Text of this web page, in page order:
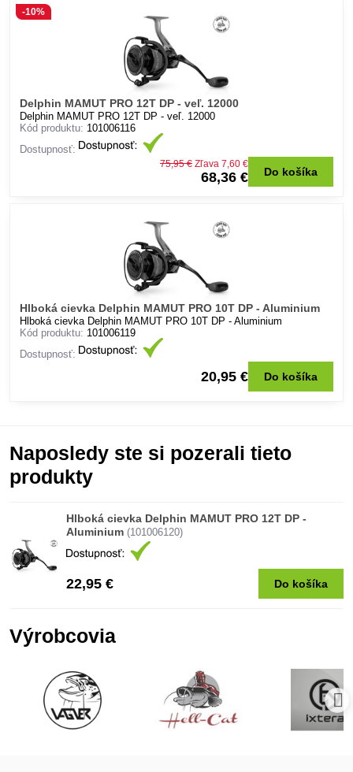
Delphin MAMUT PRO 12T DP - veľ. 12000
-10%
Delphin MAMUT PRO 12T DP - veľ. 12000
Kód produktu: 101006116
Dostupnosť:
68,36 €
75,95 € Zľava 7,60 €
Do košíka
Hlboká cievka Delphin MAMUT PRO 10T DP - Aluminium
Hlboká cievka Delphin MAMUT PRO 10T DP - Aluminium
Kód produktu: 101006119
Dostupnosť:
20,95 € Do košíka
Naposledy ste si pozerali tieto
produkty
Hlboká cievka Delphin MAMUT PRO 12T DP -
Aluminium (101006120)
22,95 € Do košíka
Výrobcovia